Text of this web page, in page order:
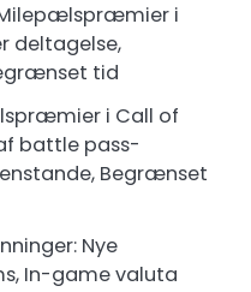
i
deltagelse,
tid
i Call of
battle pass-
Begrænset
Nye
In-game valuta